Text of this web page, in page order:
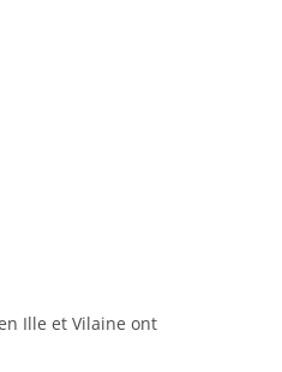
Ille et Vilaine ont